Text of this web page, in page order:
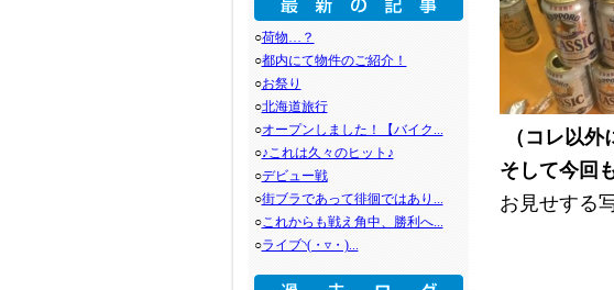
○荷物…？
○都内にて物件のご紹介！
○お祭り
○北海道旅行
○オープンしました！【バイク...
○♪これは久々のヒット♪
○デビュー戦
○街ブラであって徘徊ではあり...
○これからも戦え角中、勝利へ...
○ライブ◝(・▿・)...
（コレ以外
そして今回
お見せする